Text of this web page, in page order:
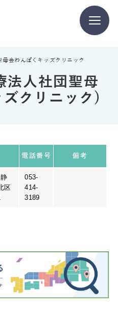
母会わんぱくキッズクリニック
法人社団聖母
クリニック)
電話番号 備考
区
053-
414-
3189